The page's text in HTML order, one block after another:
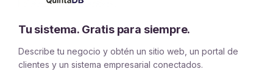
Tu sistema. Gratis para siempre.
Describe tu negocio y obtén un sitio web, un portal de
clientes y un sistema empresarial conectados.